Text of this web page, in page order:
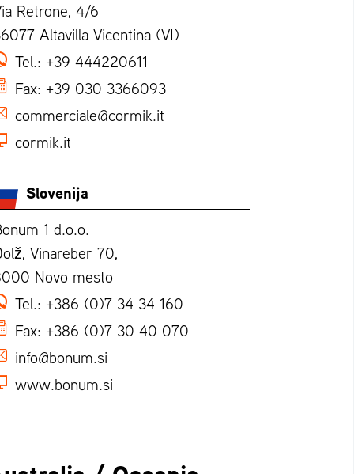
Retrone, 4/6
Altavilla Vicentina (VI)
Tel.: +39 444220611
Fax: +39 030 3366093
commerciale@cormik.it
cormik.it
Slovenija
1 d.o.o.
Vinareber 70,
Novo mesto
Tel.: +386 (0)7 34 34 160
Fax: +386 (0)7 30 40 070
info@bonum.si
www.bonum.si